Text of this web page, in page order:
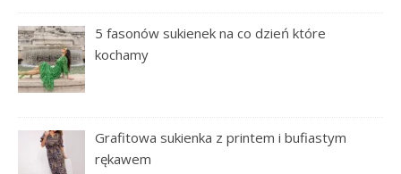
5 fasonów sukienek na co dzień które
kochamy
Grafitowa sukienka z printem i bufiastym
rękawem